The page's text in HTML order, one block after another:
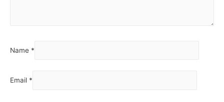
Name *
Email *